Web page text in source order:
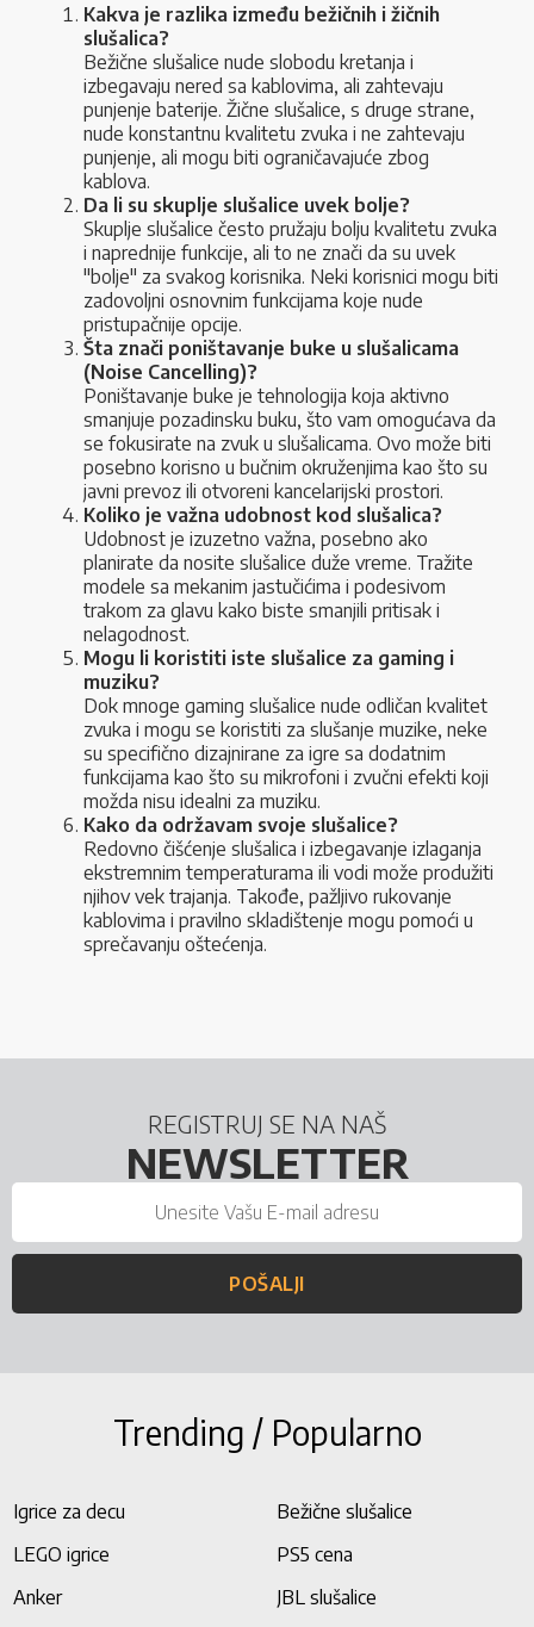
Kakva je razlika između bežičnih i žičnih
slušalica?
Bežične slušalice nude slobodu kretanja i
izbegavaju nered sa kablovima, ali zahtevaju
punjenje baterije. Žične slušalice, s druge strane,
nude konstantnu kvalitetu zvuka i ne zahtevaju
punjenje, ali mogu biti ograničavajuće zbog
kablova.
Da li su skuplje slušalice uvek bolje?
Skuplje slušalice često pružaju bolju kvalitetu zvuka
i naprednije funkcije, ali to ne znači da su uvek
"bolje" za svakog korisnika. Neki korisnici mogu biti
zadovoljni osnovnim funkcijama koje nude
pristupačnije opcije.
Šta znači poništavanje buke u slušalicama
(Noise Cancelling)?
Poništavanje buke je tehnologija koja aktivno
smanjuje pozadinsku buku, što vam omogućava da
se fokusirate na zvuk u slušalicama. Ovo može biti
posebno korisno u bučnim okruženjima kao što su
javni prevoz ili otvoreni kancelarijski prostori.
Koliko je važna udobnost kod slušalica?
Udobnost je izuzetno važna, posebno ako
planirate da nosite slušalice duže vreme. Tražite
modele sa mekanim jastučićima i podesivom
trakom za glavu kako biste smanjili pritisak i
nelagodnost.
Mogu li koristiti iste slušalice za gaming i
muziku?
Dok mnoge gaming slušalice nude odličan kvalitet
zvuka i mogu se koristiti za slušanje muzike, neke
su specifično dizajnirane za igre sa dodatnim
funkcijama kao što su mikrofoni i zvučni efekti koji
možda nisu idealni za muziku.
Kako da održavam svoje slušalice?
Redovno čišćenje slušalica i izbegavanje izlaganja
ekstremnim temperaturama ili vodi može produžiti
njihov vek trajanja. Takođe, pažljivo rukovanje
kablovima i pravilno skladištenje mogu pomoći u
sprečavanju oštećenja.
REGISTRUJ SE NA NAŠ
NEWSLETTER
POŠALJI
Trending / Popularno
Igrice za decu
Bežične slušalice
LEGO igrice
PS5 cena
Anker
JBL slušalice